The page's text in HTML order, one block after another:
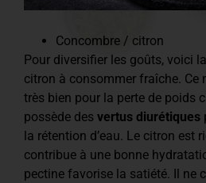
Concombre / citron
Pour diversifier les goûts, voici
citron à consommer fraîche. Ce
très bien pour la perte de poids
possède des vertus diurétiques
la rétention d’eau. Le citron est
contribue à une bonne
pectine favorise la satiété. Il ne